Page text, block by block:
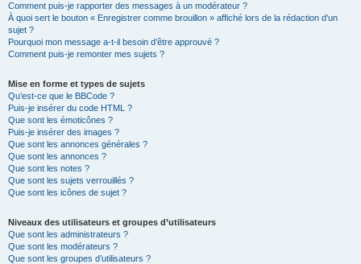
Comment puis-je rapporter des messages à un modérateur ?
À quoi sert le bouton « Enregistrer comme brouillon » affiché lors de la rédaction d’un
sujet ?
Pourquoi mon message a-t-il besoin d’être approuvé ?
Comment puis-je remonter mes sujets ?
Mise en forme et types de sujets
Qu’est-ce que le BBCode ?
Puis-je insérer du code HTML ?
Que sont les émoticônes ?
Puis-je insérer des images ?
Que sont les annonces générales ?
Que sont les annonces ?
Que sont les notes ?
Que sont les sujets verrouillés ?
Que sont les icônes de sujet ?
Niveaux des utilisateurs et groupes d’utilisateurs
Que sont les administrateurs ?
Que sont les modérateurs ?
Que sont les groupes d’utilisateurs ?